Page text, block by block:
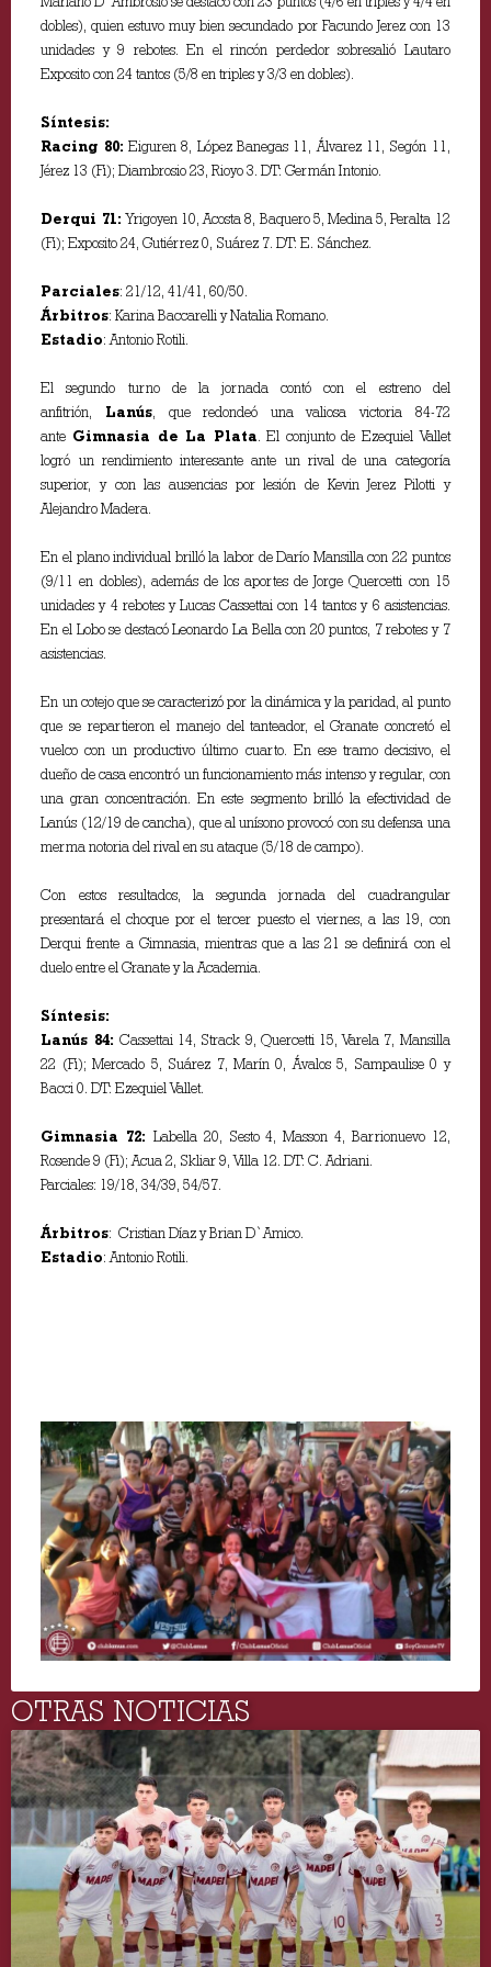
dobles), quien estuvo muy bien secundado por Facundo Jerez con 13
unidades y 9 rebotes. En el rincón perdedor sobresalió Lautaro
Exposito con 24 tantos (5/8 en triples y 3/3 en dobles).
Síntesis:
Racing 80: Eiguren 8, López Banegas 11, Álvarez 11, Segón 11,
Jérez 13 (Fi); Diambrosio 23, Rioyo 3. DT: Germán Intonio.
Derqui 71:Yrigoyen 10, Acosta 8, Baquero 5, Medina 5, Peralta 12
(Fi); Exposito 24, Gutiérrez 0, Suárez 7. DT: E. Sánchez.
Parciales: 21/12, 41/41, 60/50.
Árbitros: Karina Baccarelli y Natalia Romano.
Estadio: Antonio Rotili.
El segundo turno de la jornada contó con el estreno del
anfitrión, Lanús, que redondeó una valiosa victoria 84-72
ante Gimnasia de La Plata. El conjunto de Ezequiel Vallet
logró un rendimiento interesante ante un rival de una categoría
superior, y con las ausencias por lesión de Kevin Jerez Pilotti y
Alejandro Madera.
En el plano individual brilló la labor de Darío Mansilla con 22 puntos
(9/11 en dobles), además de los aportes de Jorge Quercetti con 15
unidades y 4 rebotes y Lucas Cassettai con 14 tantos y 6 asistencias.
En el Lobo se destacó Leonardo La Bella con 20 puntos, 7 rebotes y 7
asistencias.
En un cotejo que se caracterizó por la dinámica y la paridad, al punto
que se repartieron el manejo del tanteador, el Granate concretó el
vuelco con un productivo último cuarto. En ese tramo decisivo, el
dueño de casa encontró un funcionamiento más intenso y regular, con
una gran concentración. En este segmento brilló la efectividad de
Lanús (12/19 de cancha), que al unísono provocó con su defensa una
merma notoria del rival en su ataque (5/18 de campo).
Con estos resultados, la segunda jornada del cuadrangular
presentará el choque por el tercer puesto el viernes, a las 19, con
Derqui frente a Gimnasia, mientras que a las 21 se definirá con el
duelo entre el Granate y la Academia.
Síntesis:
Lanús 84: Cassettai 14, Strack 9, Quercetti 15, Varela 7, Mansilla
22 (Fi); Mercado 5, Suárez 7, Marín 0, Ávalos 5, Sampaulise 0 y
Bacci 0. DT: Ezequiel Vallet.
Gimnasia 72: Labella 20, Sesto 4, Masson 4, Barrionuevo 12,
Rosende 9 (Fi); Acua 2, Skliar 9, Villa 12. DT: C. Adriani.
Parciales: 19/18, 34/39, 54/57.
Árbitros: Cristian Díaz y Brian D`Amico.
Estadio: Antonio Rotili.
OTRAS NOTICIAS